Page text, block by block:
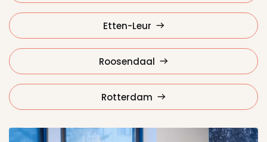
Etten-Leur
Roosendaal
Rotterdam